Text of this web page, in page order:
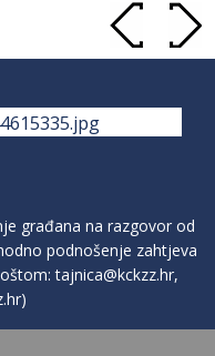
građana na razgovor od
podnošenje zahtjeva
tajnica@kckzz.hr,
)